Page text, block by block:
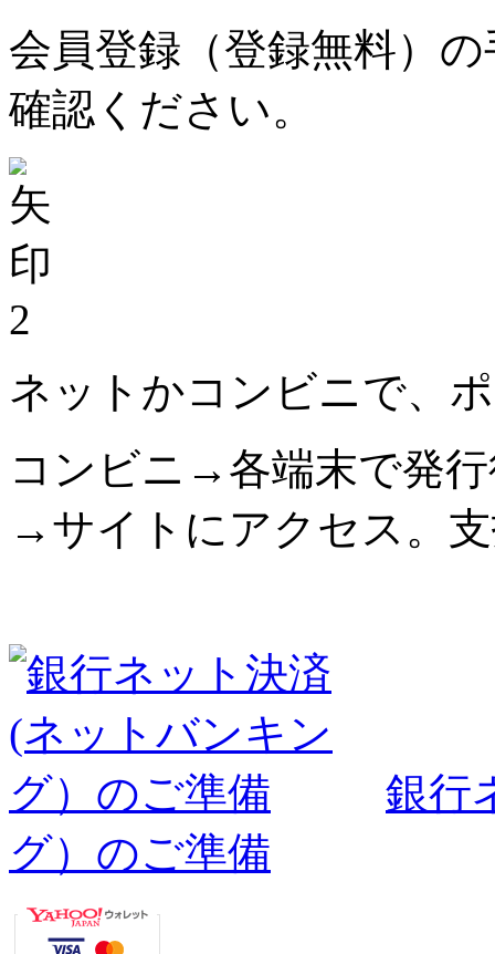
会員登録（登録無料）
確認ください。
2
ネットかコンビニで、
コンビニ→各端末で発
→サイトにアクセス。
銀行
グ）のご準備